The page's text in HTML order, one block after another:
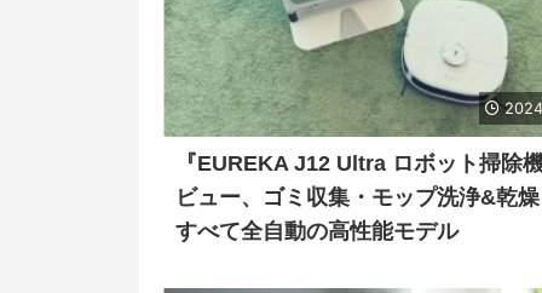
『EUREKA J12 Ultra ロボット掃除
ビュー、ゴミ収集・モップ洗浄&乾
すべて全自動の高性能モデル